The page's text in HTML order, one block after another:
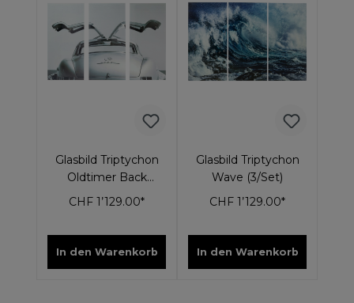
Glasbild Triptychon
Oldtimer Back
240x160cm
CHF 1’129.00*
In den Warenkorb
Glasbild Triptychon
Wave (3/Set)
CHF 1’129.00*
In den Warenkorb